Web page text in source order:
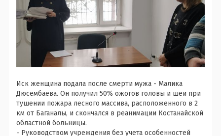
Иск женщина подала после смерти мужа - Малика
Дюсембаева. Он получил 50% ожогов головы и шеи при
тушении пожара лесного массива, расположенного в 2
км от Баганалы, и скончался в реанимации Костанайской
областной больницы.
- Руководством учреждения без учета особенностей